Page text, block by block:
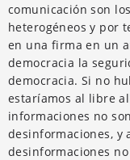
comunicación son
heterogéneos y por
en una firma en un
democracia la
democracia. Si no
estaríamos al libre
informaciones no
desinformaciones, y
desinformaciones